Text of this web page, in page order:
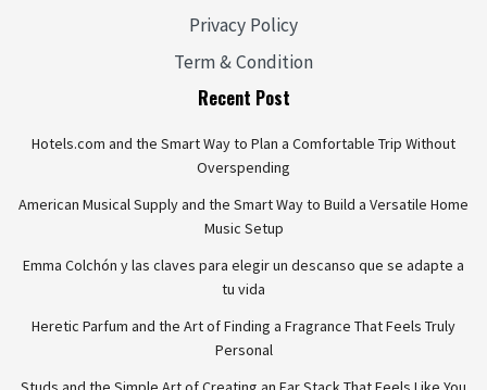
Privacy Policy
Term & Condition
Recent Post
Hotels.com and the Smart Way to Plan a Comfortable Trip Without
Overspending
American Musical Supply and the Smart Way to Build a Versatile Home
Music Setup
Emma Colchón y las claves para elegir un descanso que se adapte a
tu vida
Heretic Parfum and the Art of Finding a Fragrance That Feels Truly
Personal